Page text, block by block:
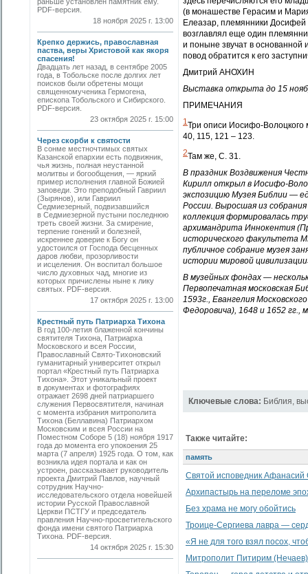
PDF-версия.
18 ноября 2025 г. 13:00
Крепко держись, православная
паства, веры Христовой как якоря
спасения!
Двадцать лет назад, в сентябре 2005
года, в Тобольске после долгих лет
поисков были обретены мощи
священномученика Гермогена,
епископа Тобольского и Сибирского.
PDF-версия.
23 октября 2025 г. 15:00
Через скорби к святости
В сонме местночтимых святых
Казанской епархии есть подвижник,
чья жизнь, полная неустанной
молитвы и богообщения, — яркий
пример исполнения главной Божией
заповеди. Это преподобный Гавриил
(Зырянов), или Гавриил
Седмиезерный, подвизавшийся
в Седмиезерной пустыни последнюю
треть своей жизни. За смирение,
терпение гонений и болезней,
искреннее доверие к Богу он
удостоился от Господа бесценных
даров любви, прозорливости
и исцеления. Он воспитал большое
число духовных чад, многие из
которых причислены ныне к лику
святых. PDF-версия.
17 октября 2025 г. 13:00
Крестный путь Патриарха Тихона
В год 100-летия блаженной кончины
святителя Тихона, Патриарха
Московского и всея России,
Православный Свято-Тихоновский
гуманитарный университет открыл
портал «Крестный путь Патриарха
Тихона». Этот уникальный проект
в документах и фотографиях
отражает 2698 дней патриаршего
служения Первосвятителя, начиная
с момента избрания митрополита
Тихона (Беллавина) Патриархом
Московским и всея России на
Поместном Соборе 5 (18) ноября 1917
года до момента его упокоения 25
марта (7 апреля) 1925 года. О том, как
возникла идея портала и как он
устроен, рассказывает руководитель
проекта Дмитрий Павлов, научный
сотрудник Научно-
исследовательского отдела новейшей
истории Русской Православной
Церкви ПСТГУ и председатель
правления Научно-просветительского
фонда имени святого Патриарха
Тихона. PDF-версия.
14 октября 2025 г. 15:30
(в монашестве Герасим и
Елеазар, племянники Досифей
возглавлял еще один
и поныне звучат в основанной
повод обратится к его
Дмитрий АНОХИН
Выставка открыта до 15
ПРИМЕЧАНИЯ
1Три описи Иосифо-Волоцкого
40, 115, 121 – 123.
2Там же, С. 31.
В праздник Воздвижения
Кирилл открыл в Иосифо-
экспозицию Музея Библии —
России. Выросшая из
коллекция формировалась
архимандрита Иннокентия
исторического факультета
публичное собрание музея
истории мировой
В музейных фондах —
Первопечатная московская
1593г., Евангелия
Федоровича), 1648 и 1652 гг.,
Ключевые слова: Библия,
Также читайте:
память
Святой исповедник Афанасий
Архипастырь на переломе
Без храма не могу обойтись
Троице-Сергиева лавра —
«Я не для того взял посох,
Митрополит Питирим